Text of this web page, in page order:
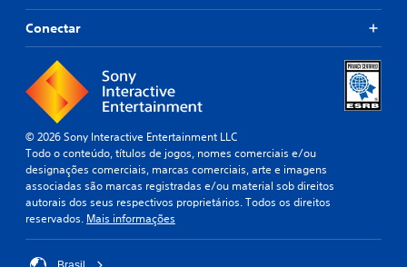
Conectar
© 2026 Sony Interactive Entertainment LLC
Todo o conteúdo, títulos de jogos, nomes comerciais e/ou
designações comerciais, marcas comerciais, arte e imagens
associadas são marcas registradas e/ou material sob direitos
autorais dos seus respectivos proprietários. Todos os direitos
reservados. Mais informações